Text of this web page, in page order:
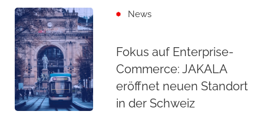
News
Fokus auf Enterprise-
Commerce: JAKALA
eröffnet neuen Standort
in der Schweiz